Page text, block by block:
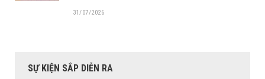
31/07/2026
SỰ KIỆN SẮP DIỄN RA